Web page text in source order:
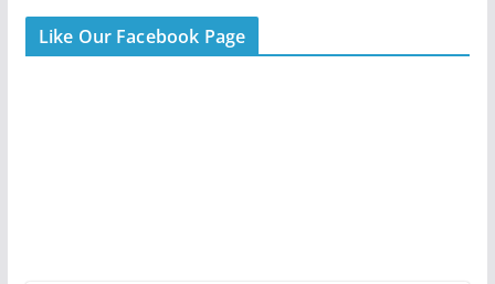
Like Our Facebook Page